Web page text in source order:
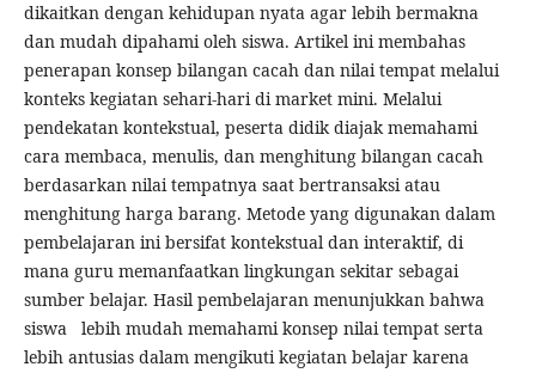
dikaitkan dengan kehidupan nyata agar lebih bermakna
dan mudah dipahami oleh siswa. Artikel ini membahas
penerapan konsep bilangan cacah dan nilai tempat melalui
konteks kegiatan sehari-hari di market mini. Melalui
pendekatan kontekstual, peserta didik diajak memahami
cara membaca, menulis, dan menghitung bilangan cacah
berdasarkan nilai tempatnya saat bertransaksi atau
menghitung harga barang. Metode yang digunakan dalam
pembelajaran ini bersifat kontekstual dan interaktif, di
mana guru memanfaatkan lingkungan sekitar sebagai
sumber belajar. Hasil pembelajaran menunjukkan bahwa
siswa lebih mudah memahami konsep nilai tempat serta
lebih antusias dalam mengikuti kegiatan belajar karena